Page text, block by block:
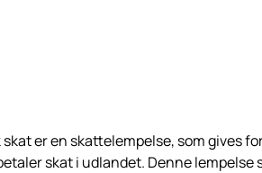
er en skattelempelse, som gives
skat i udlandet. Denne